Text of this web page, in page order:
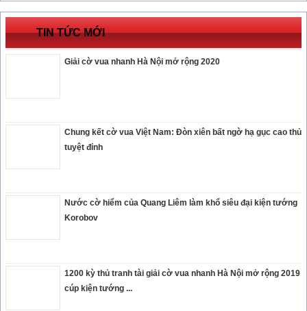
TIN TỨC MỚI
Giải cờ vua nhanh Hà Nội mở rộng 2020
Chung kết cờ vua Việt Nam: Đòn xiên bất ngờ hạ gục cao thủ
tuyệt đỉnh
Nước cờ hiểm của Quang Liêm làm khổ siêu đại kiện tướng
Korobov
1200 kỳ thủ tranh tài giải cờ vua nhanh Hà Nội mở rộng 2019
cúp kiện tướng ...